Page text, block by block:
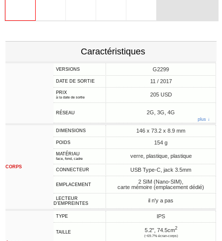
Caractéristiques
VERSIONS G2299
DATE DE SORTIE 11 / 2017
PRIX
à la date de sortie 205 USD
RÉSEAU 2G, 3G, 4G
plus ↓
CORPS
DIMENSIONS 146 x 73.2 x 8.9 mm
POIDS 154 g
MATÉRIAU
face, fond, cadre verre, plastique, plastique
CONNECTEUR USB Type-C, jack 3.5mm
EMPLACEMENT
2 SIM (Nano-SIM),
carte mémoire (emplacement dédié)
LECTEUR
D'EMPREINTES
il n'y a pas
TYPE IPS
TAILLE 5.2", 74.5cm2
(~69.7% écran-corps)